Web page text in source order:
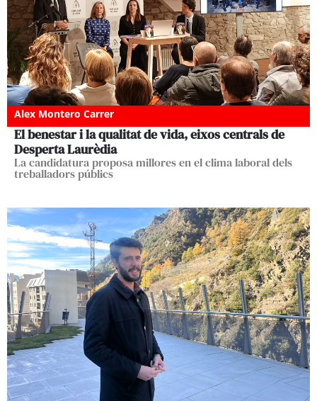
Alex Montero Carrer
El benestar i la qualitat de vida, eixos centrals de
Desperta Laurèdia
La candidatura proposa millores en el clima laboral dels
treballadors públics